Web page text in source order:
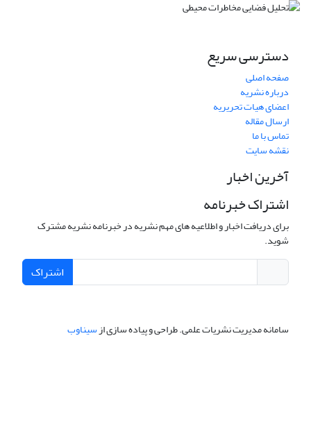
دسترسی سریع
صفحه اصلی
درباره نشریه
اعضای هیات تحریریه
ارسال مقاله
تماس با ما
نقشه سایت
آخرین اخبار
اشتراک خبرنامه
برای دریافت اخبار و اطلاعیه های مهم نشریه در خبرنامه نشریه مشترک
شوید.
اشتراک
سامانه مدیریت نشریات علمی.طراحی و پیاده سازی ازسیناوب